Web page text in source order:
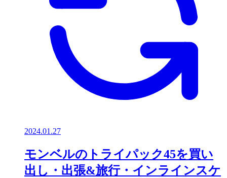
2024.01.27
モンベルのトライパック45を買い
出し・出張&旅行・インラインスケ